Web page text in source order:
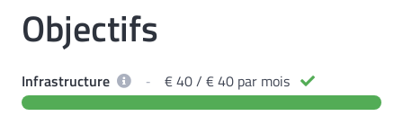
Objectifs
Infrastructure ‐ € 40 / € 40 par mois